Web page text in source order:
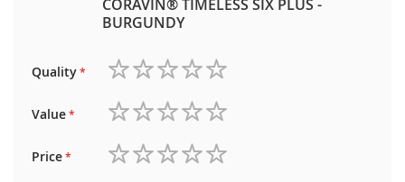
CORAVIN® TIMELESS SIX PLUS -
BURGUNDY
Quality
star
stars
stars
stars
stars
Value
star
stars
stars
stars
stars
Price